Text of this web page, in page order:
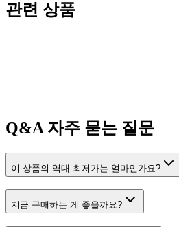
관련 상품
Q&A 자주 묻는 질문
이 상품의 역대 최저가는 얼마인가요?
지금 구매하는 게 좋을까요?